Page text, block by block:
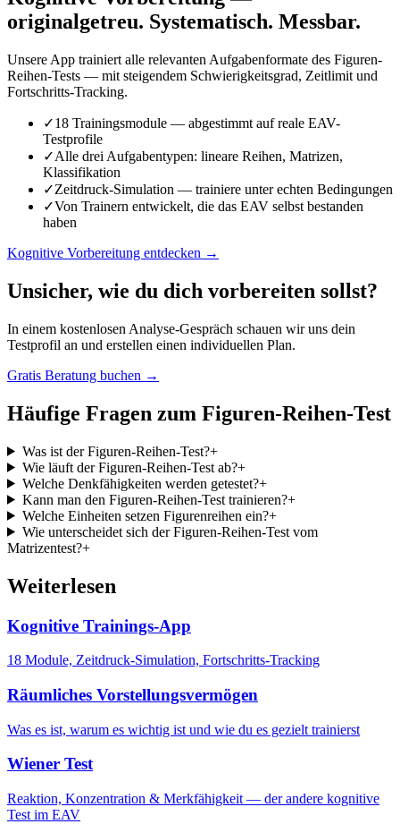
originalgetreu. Systematisch. Messbar.
Unsere App trainiert alle relevanten Aufgabenformate des Figuren-
Reihen-Tests — mit steigendem Schwierigkeitsgrad, Zeitlimit und
Fortschritts-Tracking.
✓18 Trainingsmodule — abgestimmt auf reale EAV-
Testprofile
✓Alle drei Aufgabentypen: lineare Reihen, Matrizen,
Klassifikation
✓Zeitdruck-Simulation — trainiere unter echten Bedingungen
✓Von Trainern entwickelt, die das EAV selbst bestanden
haben
Kognitive Vorbereitung entdecken →
Unsicher, wie du dich vorbereiten sollst?
In einem kostenlosen Analyse-Gespräch schauen wir uns dein
Testprofil an und erstellen einen individuellen Plan.
Gratis Beratung buchen →
Häufige Fragen zum Figuren-Reihen-Test
Was ist der Figuren-Reihen-Test?+
Wie läuft der Figuren-Reihen-Test ab?+
Welche Denkfähigkeiten werden getestet?+
Kann man den Figuren-Reihen-Test trainieren?+
Welche Einheiten setzen Figurenreihen ein?+
Wie unterscheidet sich der Figuren-Reihen-Test vom
Matrizentest?+
Weiterlesen
Kognitive Trainings-App
18 Module, Zeitdruck-Simulation, Fortschritts-Tracking
Räumliches Vorstellungsvermögen
Was es ist, warum es wichtig ist und wie du es gezielt trainierst
Wiener Test
Reaktion, Konzentration & Merkfähigkeit — der andere kognitive
Test im EAV